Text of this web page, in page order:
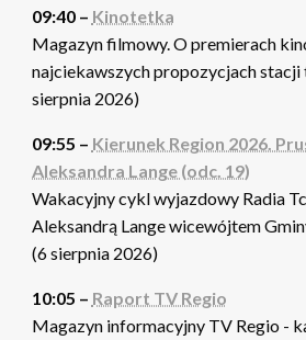
09:40 – Kinotetka
Magazyn filmowy. O premierach
najciekawszych propozycjach stacji
sierpnia 2026)
09:55 – Kierunek Region 2026.
Aleksandra Lange (odc. 19)
Wakacyjny cykl wyjazdowy Radia
Aleksandrą Lange wicewójtem
(6 sierpnia 2026)
10:05 – Raport TV Regio
Magazyn informacyjny TV Regio -